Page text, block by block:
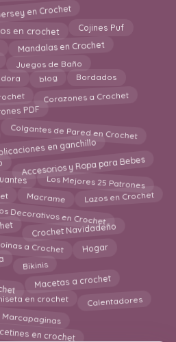
en Crochet
en crochet
Cojines Puf
Mandalas en Crochet
Juegos de Baño
blog Bordados
Corazones a Crochet
PDF
Colgantes de Pared en Crochet
en ganchillo
Accesorios y Ropa para Bebes
Los Mejores 25 Patrones
Macrame Lazos en Crochet
Decorativos en Crochet
Crochet Navidadeño
a Crochet Hogar
Bikinis
Macetas a crochet
en crochet Calentadores
Marcapaginas
en crochet